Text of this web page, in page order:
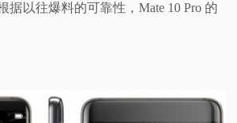
据以往爆料的可靠性，Mate 10 Pro 的